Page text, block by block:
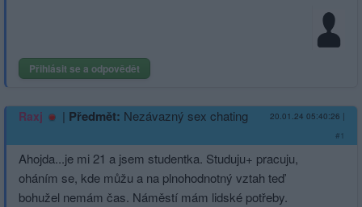
Přihlásit se a odpovědět
Raxj | Předmět: Nezávazný sex chating 20.01.24 05:40:26 |
#1
Ahojda...je mi 21 a jsem studentka. Studuju+ pracuju,
oháním se, kde můžu a na plnohodnotný vztah teď
bohužel nemám čas. Náměstí mám lidské potřeby.